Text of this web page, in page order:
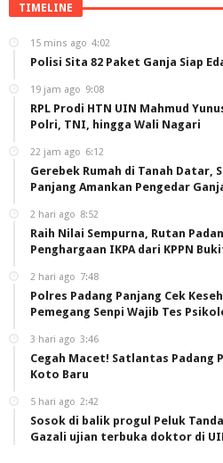
TIMELINE
15 mins ago 4:02
Polisi Sita 82 Paket Ganja Siap
19 jam ago 9:08
RPL Prodi HTN UIN Mahmud
Polri, TNI, hingga Wali Nagari
22 jam ago 6:12
Gerebek Rumah di Tanah Datar,
Panjang Amankan Pengedar
2 hari ago 8:52
Raih Nilai Sempurna, Rutan
Penghargaan IKPA dari KPPN
2 hari ago 7:48
Polres Padang Panjang Cek
Pemegang Senpi Wajib Tes
3 hari ago 3:46
Cegah Macet! Satlantas Padang
Koto Baru
5 hari ago 2:42
Sosok di balik progul Peluk
Gazali ujian terbuka doktor di